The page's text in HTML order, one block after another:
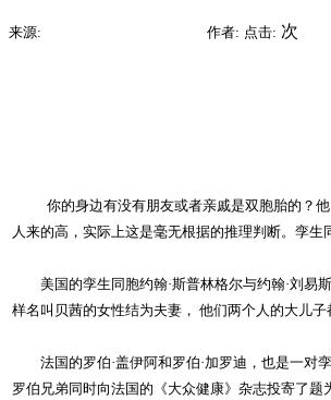
来源: 作者: 点击: 次
你的身边有没有朋友或者亲戚是双胞胎的？
人来的高，实际上这是毫无根据的推理判断。孪
美国的孪生同胞约翰·斯普林格尔与约翰·刘易斯
样名叫贝茜的女性结为夫妻， 他们两个人的大儿
法国的罗伯·盖伊阿和罗伯·加罗迪，也是一对孪
罗伯兄弟同时向法国的《大众健康》杂志投寄了